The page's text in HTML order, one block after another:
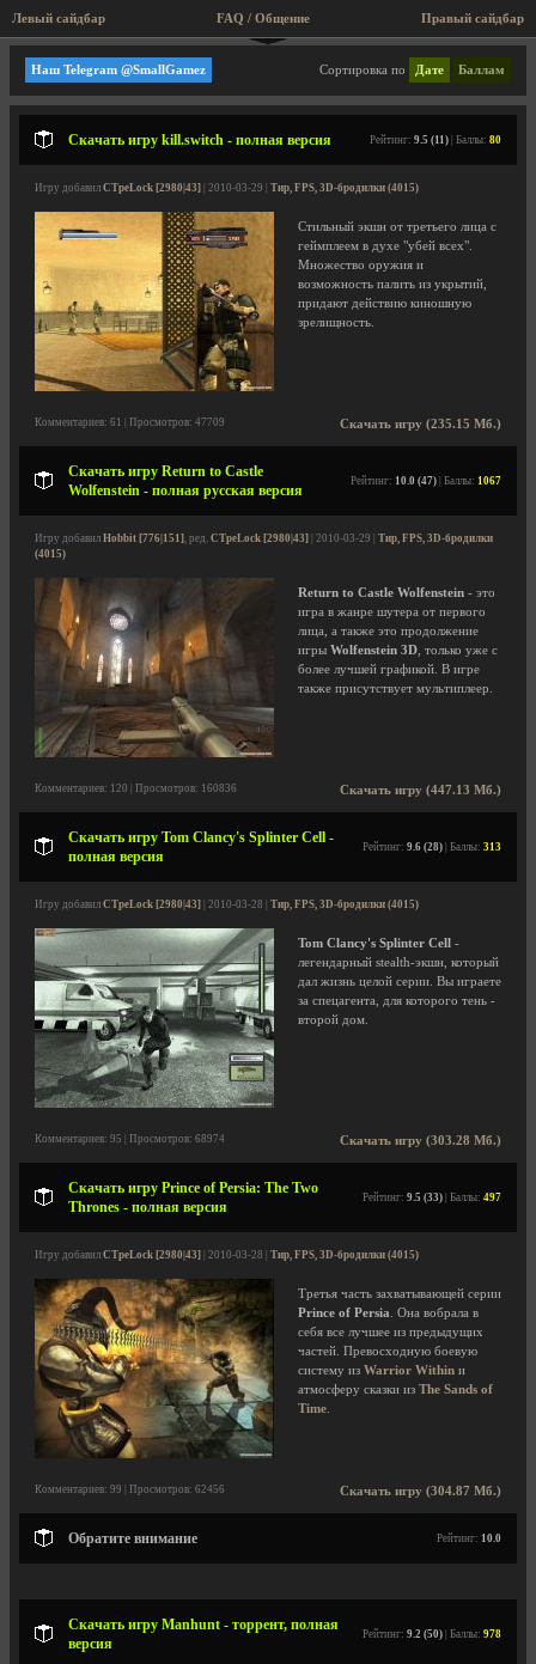
Левый сайдбар Правый сайдбар
FAQ / Общение
Большие игры (Rip, Repack)
Сортировка по Дате Баллам
Наш Telegram @SmallGamez
Скачать игру kill.switch - полная версия Рейтинг: 9.5 (11) | Баллы: 80
Игру добавил CTpeLock [2980|43] | 2010-03-29 | Тир, FPS, 3D-бродилки (4015)
Стильный экшн от третьего лица с
геймплеем в духе "убей всех".
Множество оружия и
возможность палить из укрытий,
придают действию киношную
зрелищность.
Скачать игру (235.15 Мб.)
Комментариев: 61 | Просмотров: 47709
Скачать игру Return to Castle
Wolfenstein - полная русская версия
Рейтинг: 10.0 (47) | Баллы: 1067
Игру добавил Hobbit [776|151], ред. CTpeLock [2980|43] | 2010-03-29 | Тир, FPS, 3D-бродилки
(4015)
Return to Castle Wolfenstein - это
игра в жанре шутера от первого
лица, а также это продолжение
игры Wolfenstein 3D , только уже с
более лучшей графикой. В игре
также присутствует мультиплеер.
Скачать игру (447.13 Мб.)
Комментариев: 120 | Просмотров: 160836
Скачать игру Tom Clancy's Splinter Cell -
полная версия
Рейтинг: 9.6 (28) | Баллы: 313
Игру добавил CTpeLock [2980|43] | 2010-03-28 | Тир, FPS, 3D-бродилки (4015)
Tom Clancy's Splinter Cell -
легендарный stealth-экшн, который
дал жизнь целой серии. Вы играете
за спецагента, для которого тень -
второй дом.
Скачать игру (303.28 Мб.)
Комментариев: 95 | Просмотров: 68974
Скачать игру Prince of Persia: The Two
Thrones - полная версия
Рейтинг: 9.5 (33) | Баллы: 497
Игру добавил CTpeLock [2980|43] | 2010-03-28 | Тир, FPS, 3D-бродилки (4015)
Третья часть захватывающей серии
Prince of Persia . Она вобрала в
себя все лучшее из предыдущих
частей. Превосходную боевую
систему из Warrior Within и
атмосферу сказки из The Sands of
Time
Скачать игру (304.87 Мб.)
Комментариев: 99 | Просмотров: 62456
Обратите внимание Рейтинг: 10.0
Скачать игру Manhunt - торрент, полная
версия
Рейтинг: 9.2 (50) | Баллы: 978